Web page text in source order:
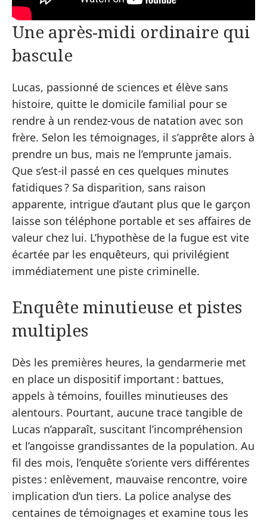
Une après-midi ordinaire qui
bascule
Lucas, passionné de sciences et élève sans
histoire, quitte le domicile familial pour se
rendre à un rendez-vous de natation avec son
frère. Selon les témoignages, il s’apprête alors à
prendre un bus, mais ne l’emprunte jamais.
Que s’est-il passé en ces quelques minutes
fatidiques ? Sa disparition, sans raison
apparente, intrigue d’autant plus que le garçon
laisse son téléphone portable et ses affaires de
valeur chez lui. L’hypothèse de la fugue est vite
écartée par les enquêteurs, qui privilégient
immédiatement une piste criminelle.
Enquête minutieuse et pistes
multiples
Dès les premières heures, la gendarmerie met
en place un dispositif important : battues,
appels à témoins, fouilles minutieuses des
alentours. Pourtant, aucune trace tangible de
Lucas n’apparaît, suscitant l’incompréhension
et l’angoisse grandissantes de la population. Au
fil des mois, l’enquête s’oriente vers différentes
pistes : enlèvement, mauvaise rencontre, voire
implication d’un tiers. La police analyse des
centaines de témoignages et examine tous les